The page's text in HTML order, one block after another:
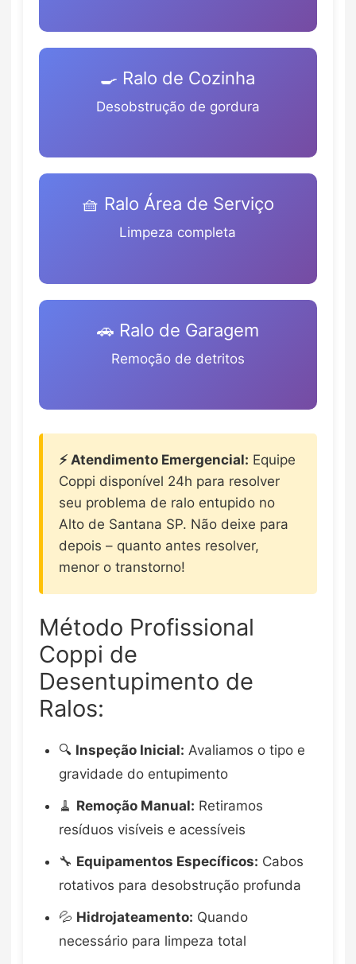
🍳 Ralo de Cozinha
Desobstrução de gordura
🧺 Ralo Área de Serviço
Limpeza completa
🚗 Ralo de Garagem
Remoção de detritos
⚡ Atendimento Emergencial: Equipe
Coppi disponível 24h para resolver
seu problema de ralo entupido no
Alto de Santana SP. Não deixe para
depois – quanto antes resolver,
menor o transtorno!
Método Profissional
Coppi de
Desentupimento de
Ralos:
🔍 Inspeção Inicial: Avaliamos o tipo e
gravidade do entupimento
🧹 Remoção Manual: Retiramos
resíduos visíveis e acessíveis
🔧 Equipamentos Específicos: Cabos
rotativos para desobstrução profunda
💦 Hidrojateamento: Quando
necessário para limpeza total